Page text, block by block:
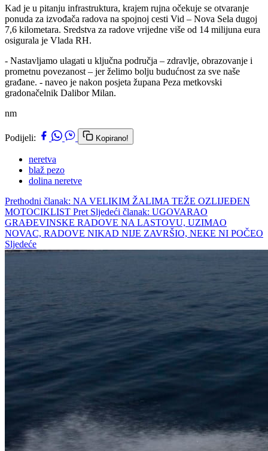
Kad je u pitanju infrastruktura, krajem rujna očekuje se otvaranje
ponuda za izvođača radova na spojnoj cesti Vid – Nova Sela dugoj
7,6 kilometara. Sredstva za radove vrijedne više od 14 milijuna eura
osigurala je Vlada RH.
- Nastavljamo ulagati u ključna područja – zdravlje, obrazovanje i
prometnu povezanost – jer želimo bolju budućnost za sve naše
građane. - naveo je nakon posjeta župana Peza metkovski
gradonačelnik Dalibor Milan.
nm
Podijeli: Kopirano!
neretva
blaž pezo
dolina neretve
Prethodni članak: NA VELIKIM ŽALIMA TEŽE OZLIJEĐEN
MOTOCIKLIST Pret Sljedeći članak: UGOVARAO
GRAĐEVINSKE RADOVE NA LASTOVU, UZIMAO
NOVAC, RADOVE NIKAD NIJE ZAVRŠIO, NEKE NI POČEO
Sljedeće